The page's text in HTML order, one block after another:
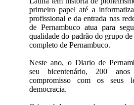
primeiro papel até a
profissional e da entrada nas
de Pernambuco atua para
qualidade do padrão do grupo
completo de Pernambuco.
Neste ano, o Diario de
seu bicentenário, 200
compromisso com os seus
democracia.